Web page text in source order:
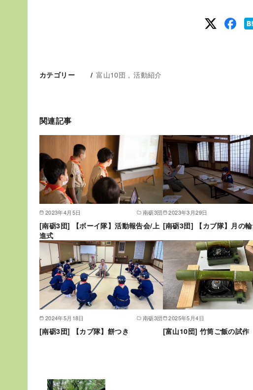
カテゴリー 富山10団 活動紹介
関連記事
2023年4月5日 南砺3団
[南砺3団] 【ボーイ隊】活動報告会/上
進式
2023年3月29日
[南砺3団] 【カブ隊】月の
2024年5月18日 南砺3団
[南砺3団] 【カブ隊】餅つき
2025年5月4日
[富山10団] 竹筒ご飯の試作